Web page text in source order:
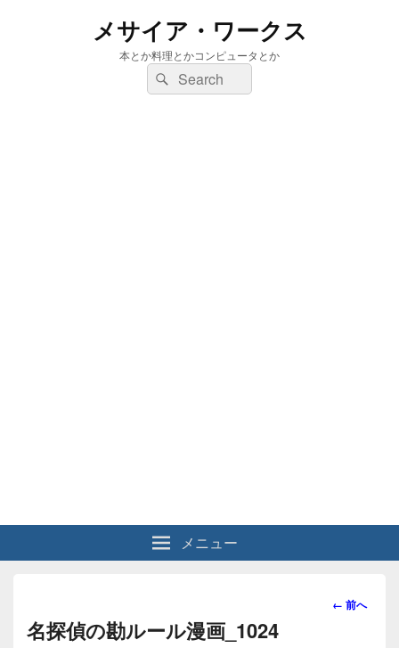
メサイア・ワークス
本とか料理とかコンピュータとか
検
索:
検
索
メニュー
画
← 前へ
名探偵の勘ルール漫画_1024